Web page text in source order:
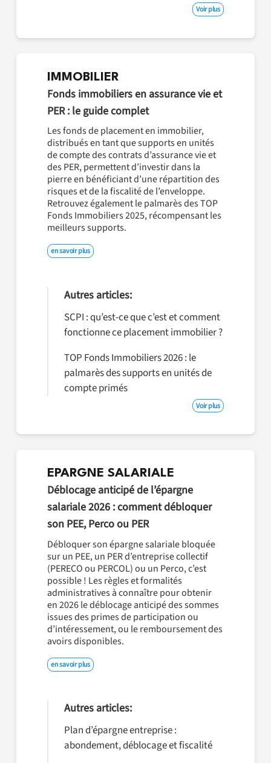
Voir plus
IMMOBILIER
Fonds immobiliers en assurance vie et
PER : le guide complet
Les fonds de placement en immobilier,
distribués en tant que supports en unités
de compte des contrats d’assurance vie et
des PER, permettent d’investir dans la
pierre en bénéficiant d’une répartition des
risques et de la fiscalité de l’enveloppe.
Retrouvez également le palmarès des TOP
Fonds Immobiliers 2025, récompensant les
meilleurs supports.
en savoir plus
Autres articles:
SCPI : qu’est-ce que c’est et comment
fonctionne ce placement immobilier ?
TOP Fonds Immobiliers 2026 : le
palmarès des supports en unités de
compte primés
Voir plus
EPARGNE SALARIALE
Déblocage anticipé de l’épargne
salariale 2026 : comment débloquer
son PEE, Perco ou PER
Débloquer son épargne salariale bloquée
sur un PEE, un PER d’entreprise collectif
(PERECO ou PERCOL) ou un Perco, c’est
possible ! Les règles et formalités
administratives à connaître pour obtenir
en 2026 le déblocage anticipé des sommes
issues des primes de participation ou
d’intéressement, ou le remboursement des
avoirs disponibles.
en savoir plus
Autres articles:
Plan d’épargne entreprise :
abondement, déblocage et fiscalité